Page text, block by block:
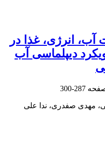
انرژی، غذا در
دیپلماسی آب
287-300
مهدی صفدری، ندا علی